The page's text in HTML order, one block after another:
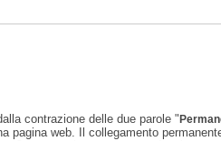
contrazione delle due parole "
pagina web. Il collegamento